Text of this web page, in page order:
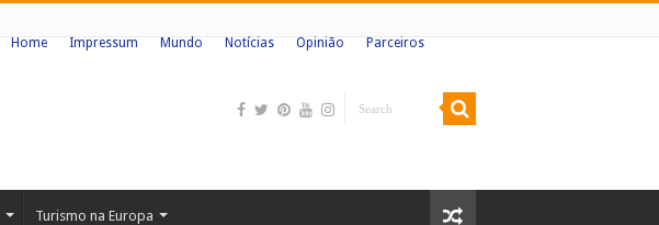
Home Impressum Mundo Notícias Opinião Parceiros
Turismo na Europa